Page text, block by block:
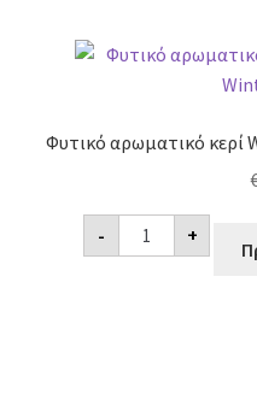
Φυτικό αρωματικό
-
Φυτικό
αρωματικό
κερί
+